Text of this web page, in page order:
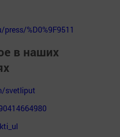
%D0%9F9511
в наших
svetliput